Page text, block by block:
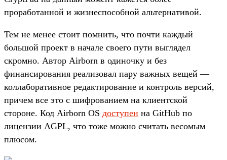
проработанной и жизнеспособной альтернативой.
Тем не менее стоит помнить, что почти каждый
большой проект в начале своего пути выглядел
скромно. Автор Airborn в одиночку и без
финансирования реализовал пару важных вещей —
коллаборативное редактирование и контроль версий,
причем все это с шифрованием на клиентской
стороне. Код Airborn OS доступен на GitHub по
лицензии AGPL, что тоже можно считать весомым
плюсом.